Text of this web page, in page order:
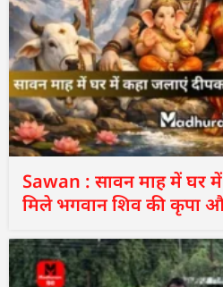
Sawan : सावन माह में घर
मिले भगवान शिव की कृपा